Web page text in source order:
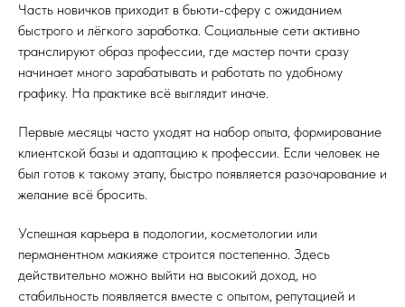
Часть новичков приходит в бьюти-сферу с ожиданием
быстрого и лёгкого заработка. Социальные сети активно
транслируют образ профессии, где мастер почти сразу
начинает много зарабатывать и работать по удобному
графику. На практике всё выглядит иначе.
Первые месяцы часто уходят на набор опыта, формирование
клиентской базы и адаптацию к профессии. Если человек не
был готов к такому этапу, быстро появляется разочарование и
желание всё бросить.
Успешная карьера в подологии, косметологии или
перманентном макияже строится постепенно. Здесь
действительно можно выйти на высокий доход, но
стабильность появляется вместе с опытом, репутацией и